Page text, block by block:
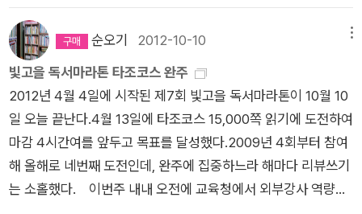
어머니와 태일은 옥상에다 천막을 쳤다. 밤이 되니 관리인이란 사
람이 올라와서 철거하라고 하여 그날 밤만 사정사정하여 새우고,
그 다음날 새벽에 철거를 할 수밖에 없게 되었다. 그래서 모자는
또다시 헤어져 돈을 조금 더 모아서 판잣집을 세내기로 하였다.
김장철이 되었을 무렵 어머니는 남산동 50번지의 한 판잣집을
사글세로 얻었고 오랜만에 어머니, 태일, 태삼 세 모자가 함께 살
게 되었다.’ (87쪽) 그 시절을 몰랐던 혹은 경험하지 못한 이들
에게 누군가의 삶은 소설이나 영화처럼 다가온다. 나 역사 다르지
요소는 바로 지적능력과 자기 절제self-control다.p 14 영국 출
신 스마일스는 이 책에서 “천재는 곧 인내다”고 썼다.p 27 자기
절제는 대체로 무의식적으로 작동한다.p 36 의지력도 계속 사용
하면 피로를 느끼는 근육과 같은 것일 수 있다.p 44 자아 고갈 현
상이 자기 절제의 핵심 기관인 전측대상피질의 활동을 약화시킨
다는 것을 밝혀냈다.p 53 의지력은 크게 네 가지 범주로 나눌 수
있다./생각의 조절, 감정 조절, 충동 조절, 수행 조절p 67 포도당
없이는 의지력도 없었다.p 71 PMS premenstrual syndrome,
psychotic mood shift, pass my shotgunp 77 의지력을 키우
순오기 2012-10-10
빛고을 독서마라톤 타조코스 완주
2012년 4월 4일에 시작된 제7회 빛고을 독서마라톤이 10월 10
일 오늘 끝난다.4월 13일에 타조코스 15,000쪽 읽기에 도전하여
마감 4시간여를 앞두고 목표를 달성했다.2009년 4회부터 참여
해 올해로 네번째 도전인데, 완주에 집중하느라 해마다 리뷰쓰기
는 소홀했다. 이번주 내내 오전에 교육청에서 외부강사 역량강